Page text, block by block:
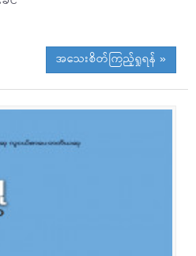
အသေးစိတ်ကြည့်ရှုရန် »